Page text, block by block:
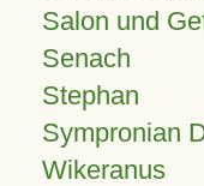
Salon und
Senach
Stephan
Sympronian
Wikeranus